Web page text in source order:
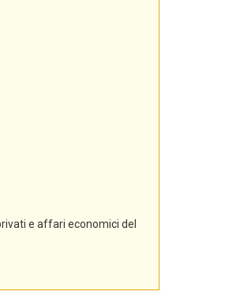
e affari economici del